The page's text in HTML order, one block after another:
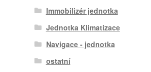
Immobilizér jednotka
Jednotka Klimatizace
Navigace - jednotka
ostatní